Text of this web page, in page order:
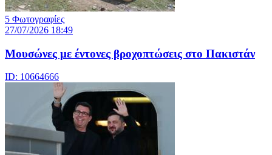
5 Φωτογραφίες
27/07/2026 18:49
Μουσώνες με έντονες βροχοπτώσεις στο Πακιστάν
ID: 10664666